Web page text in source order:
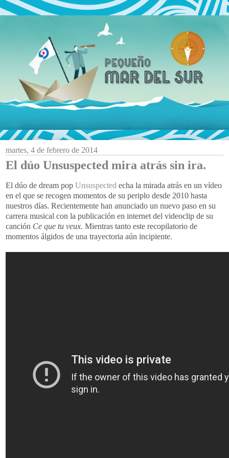
martes, 4 de febrero de 2014
El dúo Unsuspected mira atrás sin ira.
El dúo de dream pop Unsuspected echa la mirada atrás en un vídeo
en el que se recogen momentos de su periplo desde 2010 hasta
nuestros días. Recientemente han anunciado un nuevo paso en su
carrera musical con la publicación en internet del videoclip de su
canción Ce que tu veux. Mientras tanto este recopilatorio de
momentos álgidos de una trayectoria aún incipiente.